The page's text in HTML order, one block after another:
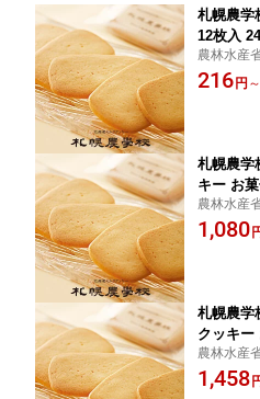
札幌農学
12枚入
土産 個
レゼント
農林水産
ミルクク
祝い・お
216 円 ～
札幌農学
キー お
産 プレ
ホワイト
農林水産
ミルクク
祝い・お
1,080
札幌農学
クッキー
手土産
ン
農林水産
ミルクク
祝い・お
1,458